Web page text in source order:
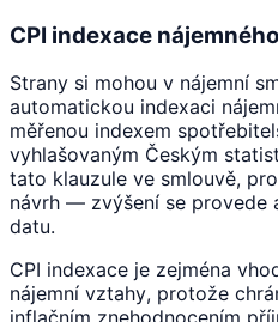
CPI indexace
Strany si mohou v nájemní
automatickou indexaci
měřenou indexem
vyhlašovaným Českým
tato klauzule ve smlouvě,
návrh — zvýšení se provede
datu.
CPI indexace je zejména
nájemní vztahy, protože